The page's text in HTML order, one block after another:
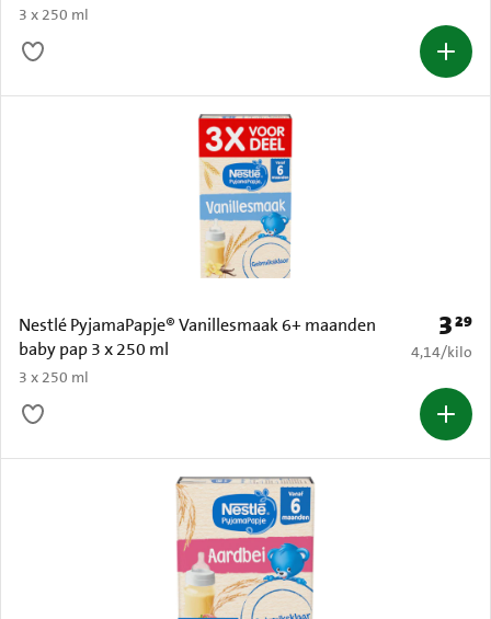
3 x 250 ml
Nestlé PyjamaPapje® Vanillesmaak 6+ maanden
baby pap 3 x 250 ml
3 x 250 ml
Prijs:
329
€ 4,14 per
4,14/kilo